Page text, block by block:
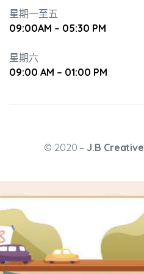
星期一至五
09:00AM – 05:30 PM
星期六
09:00 AM – 01:00 PM
© 2020 – J.B Creative
養幼兒